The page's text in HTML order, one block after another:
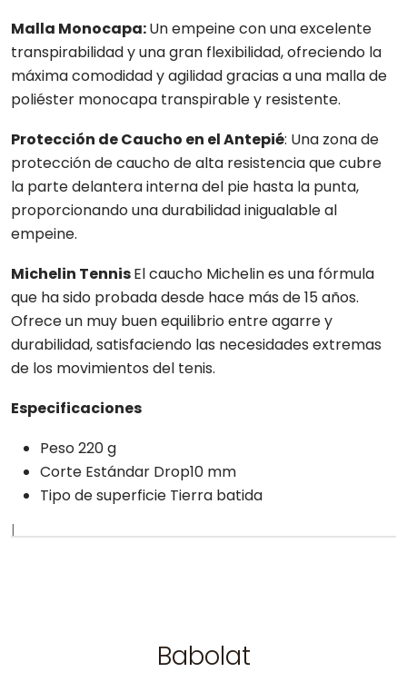
Malla Monocapa:Un empeine con una excelente
transpirabilidad y una gran flexibilidad, ofreciendo la
máxima comodidad y agilidad gracias a una malla de
poliéster monocapa transpirable y resistente.
Protección de Caucho en el Antepié: Una zona de
protección de caucho de alta resistencia que cubre
la parte delantera interna del pie hasta la punta,
proporcionando una durabilidad inigualable al
empeine.
Michelin TennisEl caucho Michelin es una fórmula
que ha sido probada desde hace más de 15 años.
Ofrece un muy buen equilibrio entre agarre y
durabilidad, satisfaciendo las necesidades extremas
de los movimientos del tenis.
Especificaciones
Peso 220 g
Corte Estándar Drop10 mm
Tipo de superficie Tierra batida
|
Babolat